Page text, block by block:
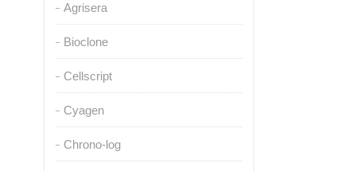
Agrisera
Bioclone
Cellscript
Cyagen
Chrono-log